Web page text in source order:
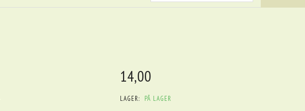
14,00
LAGER: PÅ LAGER